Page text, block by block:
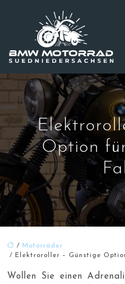
Option
/
Motorräder
/ Elektroroller – Günstige
Wollen Sie einen